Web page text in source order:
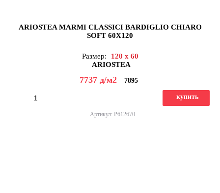
ARIOSTEA MARMI CLASSICI BARDIGLIO CHIARO
SOFT 60X120
Размер:
120 x 60
ARIOSTEA
7737 д/м2 7895
купить
Артикул: P612670